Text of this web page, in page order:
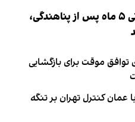
دو فوتبالیست زن ایرانی ۵ ماه پس از پناهندگی،
موقت برای بازگشایی
عمان کنترل تهران بر تنگه